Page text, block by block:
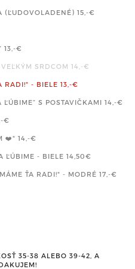
(ĽUDOVOLADENÉ) 15,-€
13,-€
SRDCOM 14,-€
RADI!" - BIELE 13,-€
S POSTAVIČKAMI 14,-€
€
❤️" 14,-€
ĽÚBIME - BIELE 14,50€
ŤA RADI!" - MODRÉ 17,-€
35-38 ALEBO 39-42, A